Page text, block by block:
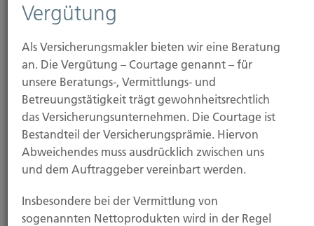
Versicherungs­vermittler­registernummer: D-
3. Registerstelle
Deutscher Industrie- und Handelskammertag (DIHK)
e.V.
Breite Straße 29, 10178 Berlin
Internet: www.vermittlerregister.info
Vergütung
Als Versicherungsmakler bieten wir eine Beratung
an. Die Vergütung – Courtage genannt – für
unsere Beratungs-, Vermittlungs- und
Betreuungstätigkeit trägt gewohnheitsrechtlich
das Versicherungsunternehmen. Die Courtage ist
Bestandteil der Versicherungsprämie. Hiervon
Abweichendes muss ausdrücklich zwischen uns
und dem Auftraggeber vereinbart werden.
Insbesondere bei der Vermittlung von
sogenannten Nettoprodukten wird in der Regel